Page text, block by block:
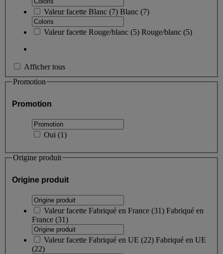
Valeur facette Blanc (7) Blanc (7)
Valeur facette Rouge/blanc (5) Rouge/blanc (5)
Afficher tous
Promotion
Promotion
Oui (1)
Origine produit
Origine produit
Valeur facette Fabriqué en France (31) Fabriqué en
France (31)
Valeur facette Fabriqué en UE (22) Fabriqué en UE
(22)